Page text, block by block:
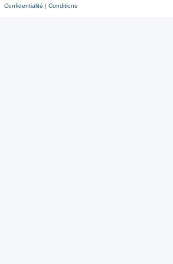
Confidentialité | Conditions